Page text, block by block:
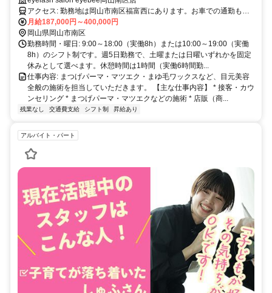
アクセス: 勤務地は岡山市南区福富西にあります。お車での通勤も可
能です。最寄り駅・バス停などの詳細なアクセス情報は面接時にご案
内いたします。
月給187,000円～400,000円
岡山県岡山市南区
勤務時間・曜日: 9:00～18:00（実働8h）または10:00～19:00（実働
8h）のシフト制です。週5日勤務で、土曜または日曜いずれかを固定
休みとして選べます。休憩時間は1時間（実働6時間勤...
仕事内容: まつげパーマ・マツエク・まゆ毛ワックスなど、目元美容
全般の施術を担当していただきます。 【主な仕事内容】 * 接客・カウ
ンセリング * まつげパーマ・マツエクなどの施術 * 店販（商...
残業なし 交通費支給 シフト制 昇給あり
アルバイト・パート